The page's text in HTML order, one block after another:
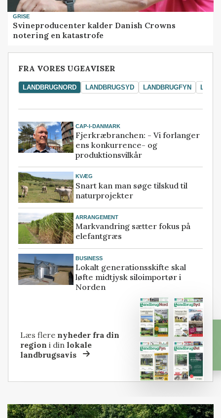
GRISE
Svineproducenter kalder Danish Crowns
notering en katastrofe
FRA VORES UGEAVISER
LANDBRUGNORD LANDBRUGSYD LANDBRUGFYN
CAP-I-DANMARK
Fjerkræbranchen: - Vi forlanger
ens konkurrence- og
produktionsvilkår
KVÆG
Snart kan man søge tilskud til
naturprojekter
ARRANGEMENT
Markvandring sætter fokus på
elefantgræs
BUSINESS
Lokalt generationsskifte skal
løfte midtjysk siloimportør i
Norden
Læs flere nyheder fra din
region i dinlokale
landbrugsavis